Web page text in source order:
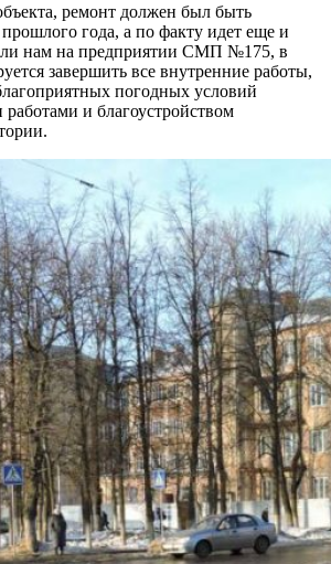
ремонт должен был быть
года, а по факту идет еще и
нам на предприятии СМП №175, в
завершить все внутренние работы,
погодных условий
и благоустройством